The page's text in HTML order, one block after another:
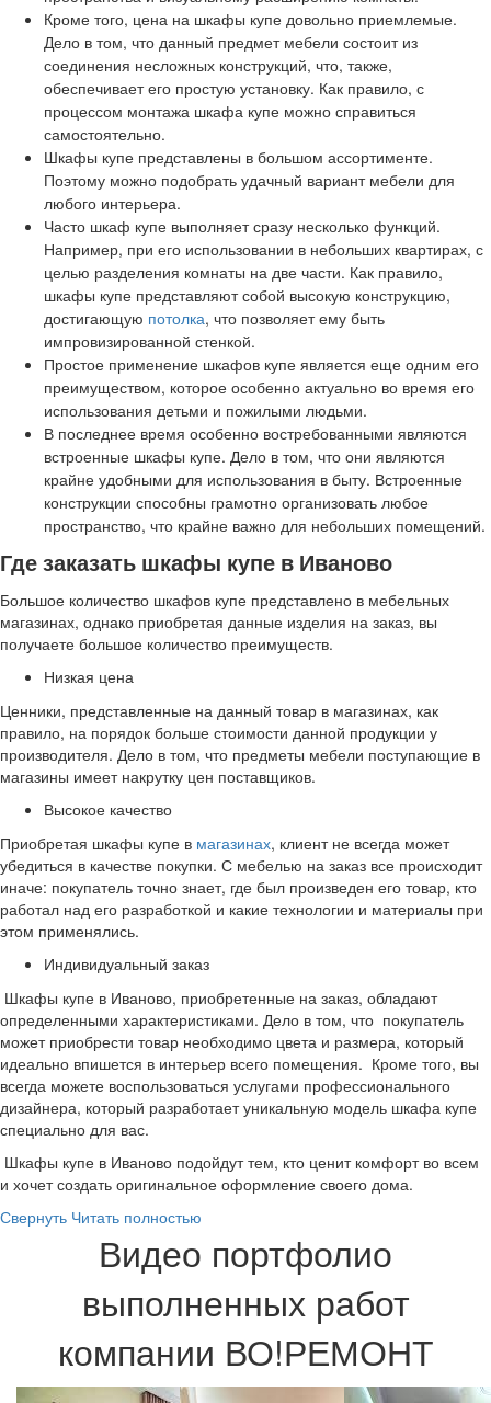
Кроме того, цена на шкафы купе довольно приемлемые.
Дело в том, что данный предмет мебели состоит из
соединения несложных конструкций, что, также,
обеспечивает его простую установку. Как правило, с
процессом монтажа шкафа купе можно справиться
самостоятельно.
Шкафы купе представлены в большом ассортименте.
Поэтому можно подобрать удачный вариант мебели для
любого интерьера.
Часто шкаф купе выполняет сразу несколько функций.
Например, при его использовании в небольших квартирах, с
целью разделения комнаты на две части. Как правило,
шкафы купе представляют собой высокую конструкцию,
достигающую потолка, что позволяет ему быть
импровизированной стенкой.
Простое применение шкафов купе является еще одним его
преимуществом, которое особенно актуально во время его
использования детьми и пожилыми людьми.
В последнее время особенно востребованными являются
встроенные шкафы купе. Дело в том, что они являются
крайне удобными для использования в быту. Встроенные
конструкции способны грамотно организовать любое
пространство, что крайне важно для небольших помещений.
Где заказать шкафы купе в Иваново
Большое количество шкафов купе представлено в мебельных
магазинах, однако приобретая данные изделия на заказ, вы
получаете большое количество преимуществ.
Низкая цена
Ценники, представленные на данный товар в магазинах, как
правило, на порядок больше стоимости данной продукции у
производителя. Дело в том, что предметы мебели поступающие в
магазины имеет накрутку цен поставщиков.
Высокое качество
Приобретая шкафы купе в магазинах, клиент не всегда может
убедиться в качестве покупки. С мебелью на заказ все происходит
иначе: покупатель точно знает, где был произведен его товар, кто
работал над его разработкой и какие технологии и материалы при
этом применялись.
Индивидуальный заказ
Шкафы купе в Иваново, приобретенные на заказ, обладают
определенными характеристиками. Дело в том, что покупатель
может приобрести товар необходимо цвета и размера, который
идеально впишется в интерьер всего помещения. Кроме того, вы
всегда можете воспользоваться услугами профессионального
дизайнера, который разработает уникальную модель шкафа купе
специально для вас.
Шкафы купе в Иваново подойдут тем, кто ценит комфорт во всем
и хочет создать оригинальное оформление своего дома.
Свернуть Читать полностью
Видео портфолио
выполненных работ
компании ВО!РЕМОНТ